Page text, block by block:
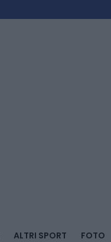
ALTRI SPORT FOTO